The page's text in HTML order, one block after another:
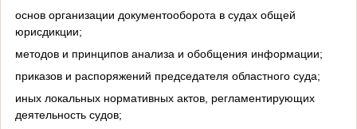
основ организации документооборота в судах общей
юрисдикции;
методов и принципов анализа и обобщения информации;
приказов и распоряжений председателя областного суда;
иных локальных нормативных актов, регламентирующих
деятельность судов;